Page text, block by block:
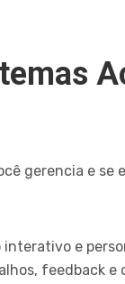
gerencia e se
e
feedback e